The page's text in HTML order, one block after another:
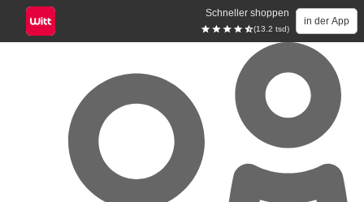
Schneller shoppen
(13.2 tsd)
in der App